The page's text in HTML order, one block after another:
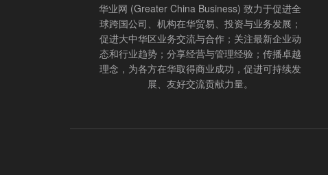
华业网 (Greater China Business) 致力于促进全
球跨国公司、机构在华贸易、投资与业务发展；
促进大中华区业务交流与合作；关注最新企业动
态和行业趋势；分享经营与管理经验；传播卓越
理念，为各方在华取得商业成功，促进可持续发
展、友好交流贡献力量。